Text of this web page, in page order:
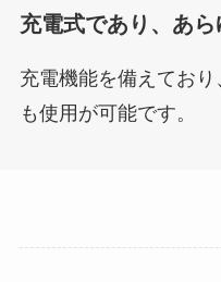
充電式であり、あ
充電機能を備えてお
も使用が可能です。